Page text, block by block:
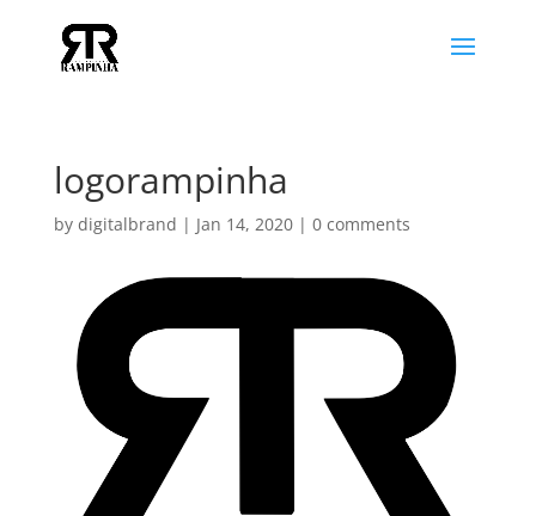
logorampinha
by digitalbrand | Jan 14, 2020| 0 comments